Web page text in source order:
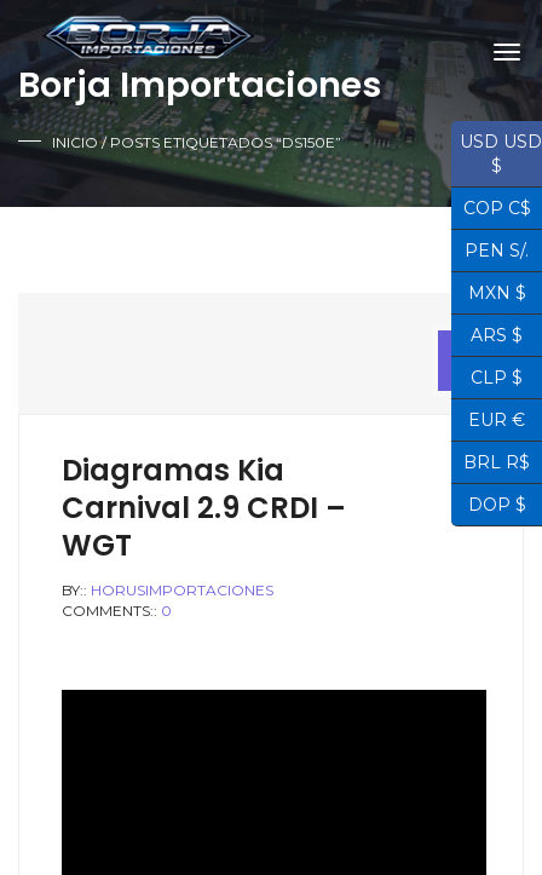
Borja Importaciones
INICIO/ POSTS ETIQUETADOS “DS150E”
Diagramas Kia
Carnival 2.9 CRDI –
WGT
BY:: HORUSIMPORTACIONES
COMMENTS:: 0
12
ABR
USD USD
$
COP C$
PEN S/.
MXN $
ARS $
CLP $
EUR €
BRL R$
DOP $